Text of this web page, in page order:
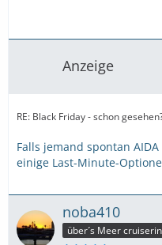
Anzeige
RE: Black Friday - schon
Falls jemand spontan
einige Last-Minute-
noba410
über´s Meer cruiserin